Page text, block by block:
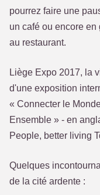
pourrez faire une
un café ou encore
au restaurant.
Liège Expo 2017, la
d'une exposition
« Connecter le
Ensemble » - en
People, better living
Quelques
de la cité ardente :